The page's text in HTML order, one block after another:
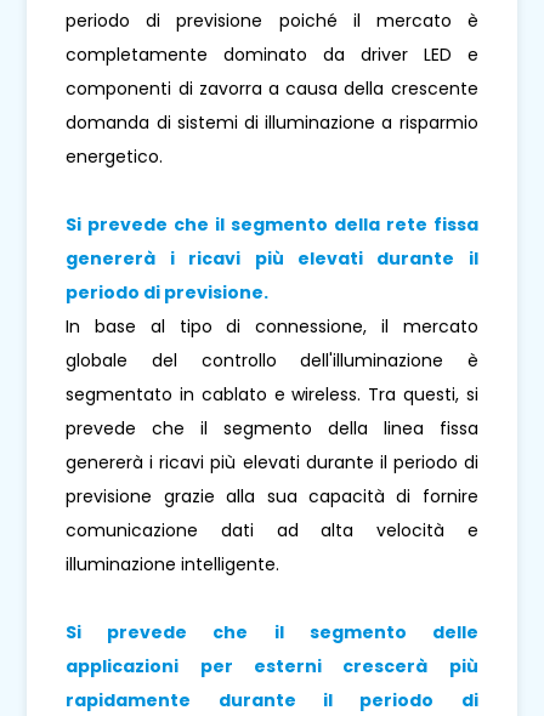
periodo di previsione poiché il mercato è
completamente dominato da driver LED e
componenti di zavorra a causa della crescente
domanda di sistemi di illuminazione a risparmio
energetico.
Si prevede che il segmento della rete fissa
genererà i ricavi più elevati durante il
periodo di previsione.
In base al tipo di connessione, il mercato
globale del controllo dell'illuminazione è
segmentato in cablato e wireless. Tra questi, si
prevede che il segmento della linea fissa
genererà i ricavi più elevati durante il periodo di
previsione grazie alla sua capacità di fornire
comunicazione dati ad alta velocità e
illuminazione intelligente.
Si prevede che il segmento delle
applicazioni per esterni crescerà più
rapidamente durante il periodo di